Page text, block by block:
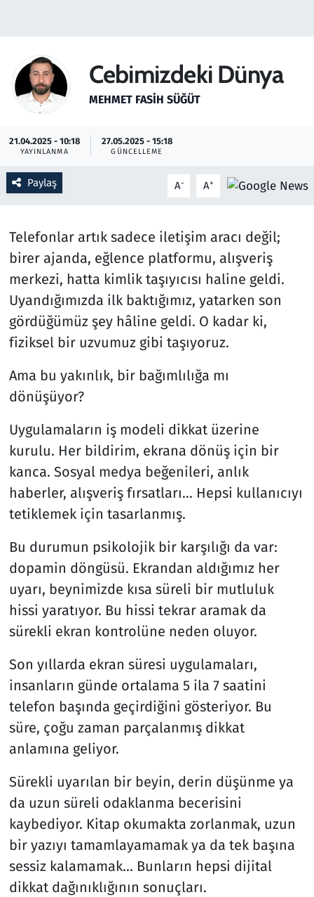
Cebimizdeki Dünya
MEHMET FASIH SÜĞÜT
21.04.2025 - 10:18
YAYINLANMA
27.05.2025 - 15:18
GÜNCELLEME
Paylaş A- A+
Telefonlar artık sadece iletişim aracı değil;
birer ajanda, eğlence platformu, alışveriş
merkezi, hatta kimlik taşıyıcısı haline geldi.
Uyandığımızda ilk baktığımız, yatarken son
gördüğümüz şey hâline geldi. O kadar ki,
fiziksel bir uzvumuz gibi taşıyoruz.
Ama bu yakınlık, bir bağımlılığa mı
dönüşüyor?
Uygulamaların iş modeli dikkat üzerine
kurulu. Her bildirim, ekrana dönüş için bir
kanca. Sosyal medya beğenileri, anlık
haberler, alışveriş fırsatları… Hepsi kullanıcıyı
tetiklemek için tasarlanmış.
Bu durumun psikolojik bir karşılığı da var:
dopamin döngüsü. Ekrandan aldığımız her
uyarı, beynimizde kısa süreli bir mutluluk
hissi yaratıyor. Bu hissi tekrar aramak da
sürekli ekran kontrolüne neden oluyor.
Son yıllarda ekran süresi uygulamaları,
insanların günde ortalama 5 ila 7 saatini
telefon başında geçirdiğini gösteriyor. Bu
süre, çoğu zaman parçalanmış dikkat
anlamına geliyor.
Sürekli uyarılan bir beyin, derin düşünme ya
da uzun süreli odaklanma becerisini
kaybediyor. Kitap okumakta zorlanmak, uzun
bir yazıyı tamamlayamamak ya da tek başına
sessiz kalamamak... Bunların hepsi dijital
dikkat dağınıklığının sonuçları.
Haber
Kültür Sanat
Kurumsal Haberler
Otomobil
Oyun
Ramazan
Resmi İlanlar
Rüya Tabirleri
Savunma Sanayi
Seçim 2023
Teknoloji ve Bilim
Televizyon